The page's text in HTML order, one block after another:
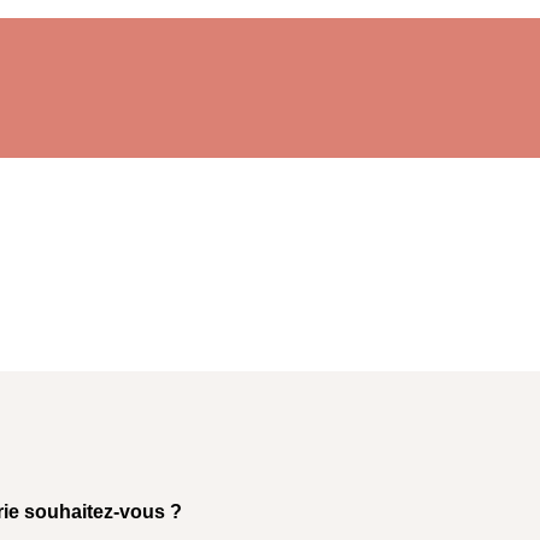
souhaitez-vous ?